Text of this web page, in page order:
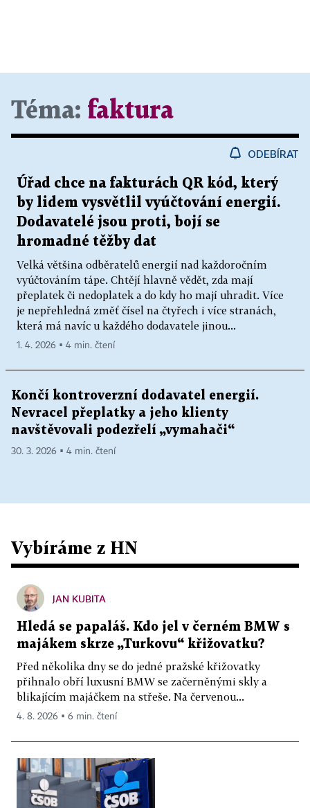
Téma: faktura
ODEBÍRAT
Úřad chce na fakturách QR kód, který
by lidem vysvětlil vyúčtování energií.
Dodavatelé jsou proti, bojí se
hromadné těžby dat
Velká většina odběratelů energií nad každoročním
vyúčtováním tápe. Chtějí hlavně vědět, zda mají
přeplatek či nedoplatek a do kdy ho mají uhradit. Více
je nepřehledná změť čísel na čtyřech i více stranách,
která má navíc u každého dodavatele jinou...
1. 4. 2026 ▪ 4 min. čtení
Končí kontroverzní dodavatel energií.
Nevracel přeplatky a jeho klienty
navštěvovali podezřelí „vymahači“
30. 3. 2026 ▪ 4 min. čtení
Vybíráme z HN
JAN KUBITA
Hledá se papaláš. Kdo jel v černém BMW s
majákem skrze „Turkovu“ křižovatku?
Před několika dny se do jedné pražské křižovatky
přihnalo obří luxusní BMW se začerněnými skly a
blikajícím majáčkem na střeše. Na červenou...
4. 8. 2026 ▪ 6 min. čtení